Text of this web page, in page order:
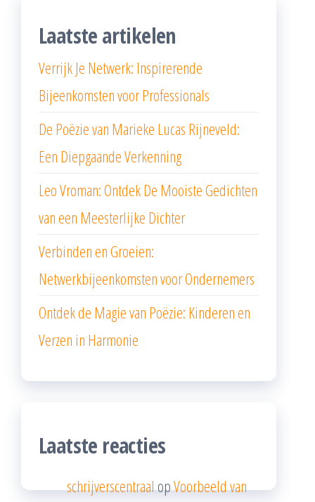
Laatste artikelen
Verrijk Je Netwerk: Inspirerende
Bijeenkomsten voor Professionals
De Poëzie van Marieke Lucas Rijneveld:
Een Diepgaande Verkenning
Leo Vroman: Ontdek De Mooiste Gedichten
van een Meesterlijke Dichter
Verbinden en Groeien:
Netwerkbijeenkomsten voor Ondernemers
Ontdek de Magie van Poëzie: Kinderen en
Verzen in Harmonie
Laatste reacties
schrijverscentraalopVoorbeeld van